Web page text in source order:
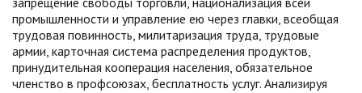
промышленности и управление ею через главки, всеобщая
трудовая повинность, милитаризация труда, трудовые
армии, карточная система распределения продуктов,
принудительная кооперация населения, обязательное
членство в профсоюзах, бесплатность услуг. Анализируя